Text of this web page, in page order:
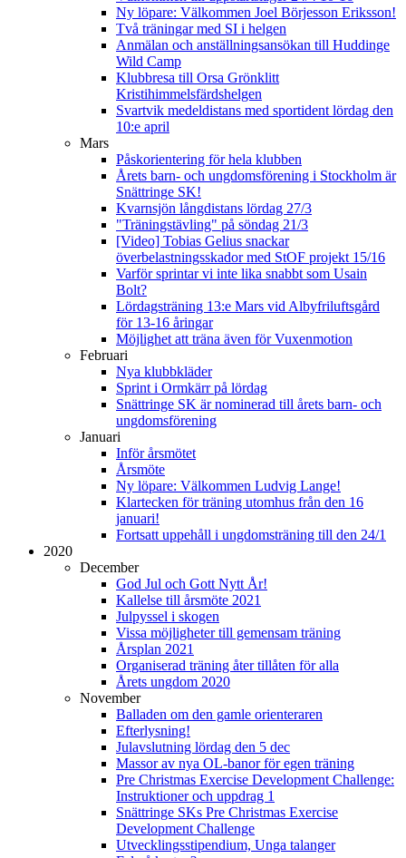
Ny löpare: Välkommen Joel Börjesson Eriksson!
Två träningar med SI i helgen
Anmälan och anställningsansökan till Huddinge
Wild Camp
Klubbresa till Orsa Grönklitt
Kristihimmelsfärdshelgen
Svartvik medeldistans med sportident lördag den
10:e april
Mars
Påskorientering för hela klubben
Årets barn- och ungdomsförening i Stockholm är
Snättringe SK!
Kvarnsjön långdistans lördag 27/3
"Träningstävling" på söndag 21/3
[Video] Tobias Gelius snackar
överbelastningsskador med StOF projekt 15/16
Varför sprintar vi inte lika snabbt som Usain
Bolt?
Lördagsträning 13:e Mars vid Albyfriluftsgård
för 13-16 åringar
Möjlighet att träna även för Vuxenmotion
Februari
Nya klubbkläder
Sprint i Ormkärr på lördag
Snättringe SK är nominerad till årets barn- och
ungdomsförening
Januari
Inför årsmötet
Årsmöte
Ny löpare: Välkommen Ludvig Lange!
Klartecken för träning utomhus från den 16
januari!
Fortsatt uppehåll i ungdomsträning till den 24/1
2020
December
God Jul och Gott Nytt År!
Kallelse till årsmöte 2021
Julpyssel i skogen
Vissa möjligheter till gemensam träning
Årsplan 2021
Organiserad träning åter tillåten för alla
Årets ungdom 2020
November
Balladen om den gamle orienteraren
Efterlysning!
Julavslutning lördag den 5 dec
Massor av nya OL-banor för egen träning
Pre Christmas Exercise Development Challenge:
Instruktioner och uppdrag 1
Snättringe SKs Pre Christmas Exercise
Development Challenge
Utvecklingsstipendium, Unga talanger